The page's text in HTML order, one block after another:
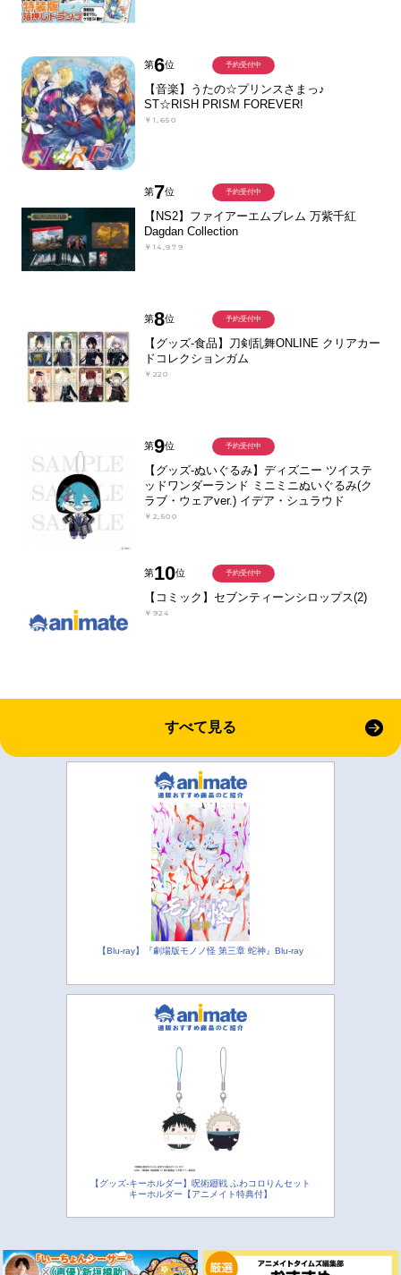
第6位
【音楽】うたの☆プリンスさまっ♪
ST☆RISH PRISM FOREVER!
￥1,650
予約受付中
第7位
【NS2】ファイアーエムブレム 万紫千紅
Dagdan Collection
￥14,979
予約受付中
第8位
【グッズ-食品】刀剣乱舞ONLINE クリアカー
ドコレクションガム
￥220
予約受付中
第9位
【グッズ-ぬいぐるみ】ディズニー ツイステ
ッドワンダーランド ミニミニぬいぐるみ(ク
ラブ・ウェアver.) イデア・シュラウド
￥2,500
予約受付中
第10位
【コミック】セブンティーンシロップス(2)
￥924
予約受付中
すべて見る
【Blu-ray】『劇場版モノノ怪 第三章 蛇神』Blu-ray
【グッズ-キーホルダー】呪術廻戦 ふわコロりんセット
キーホルダー【アニメイト特典付】